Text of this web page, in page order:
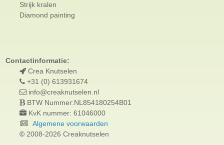
Strijk kralen
Diamond painting
Contactinformatie:
Crea Knutselen
+31 (0) 613931674
info@creaknutselen.nl
BTW Nummer:NL854180254B01
KvK nummer: 61046000
Algemene voorwaarden
© 2008-2026 Creaknutselen